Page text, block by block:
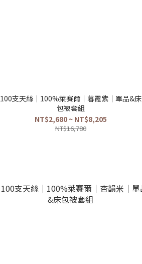
100支天絲｜100%萊賽爾｜暮霞紫｜單品&床
包被套組
NT$2,680 ~ NT$8,205
NT$16,780